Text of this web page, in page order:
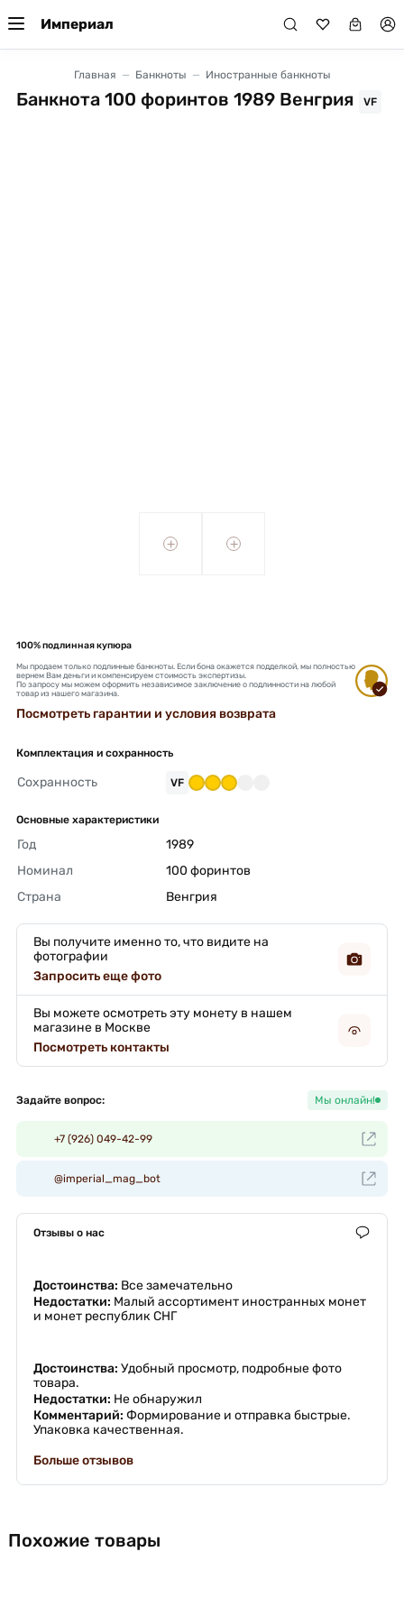
Империал
Главная Банкноты Иностранные банкноты
Банкнота 100 форинтов 1989 Венгрия VF
+ +
100% подлинная купюра
Мы продаем только подлинные банкноты. Если бона окажется подделкой, мы полностью
вернем Вам деньги и компенсируем стоимость экспертизы.
По запросу мы можем оформить независимое заключение о подлинности на любой
товар из нашего магазина.
Посмотреть гарантии и условия возврата
Комплектация и сохранность
Сохранность VF
Основные характеристики
Год
1989
Номинал
100 форинтов
Страна
Венгрия
Вы получите именно то, что видите на
фотографии
Запросить еще фото
Вы можете осмотреть эту монету в нашем
магазине в Москве
Посмотреть контакты
Задайте вопрос: Мы онлайн!
+7 (926) 049-42-99
@imperial_mag_bot
Отзывы о нас
Достоинства: Все замечательно
Недостатки: Малый ассортимент иностранных монет
и монет республик СНГ
Достоинства: Удобный просмотр, подробные фото
товара.
Недостатки: Не обнаружил
Комментарий: Формирование и отправка быстрые.
Упаковка качественная.
Больше отзывов
Похожие товары